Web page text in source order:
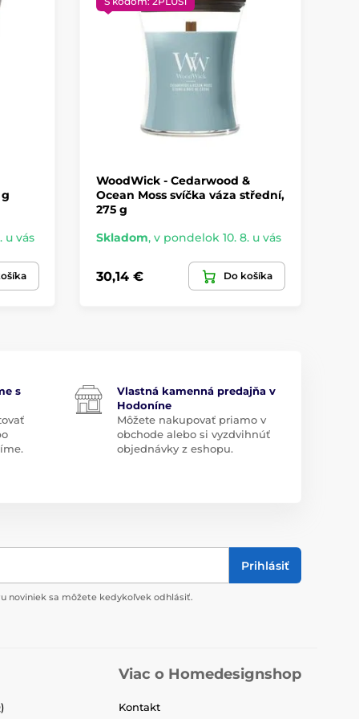
u vás
WoodWick - Cedarwood &
Ocean Moss svíčka váza střední,
275 g
Skladom, v pondelok 10. 8. u vás
30,14 € Do košíka
s
Vlastná kamenná predajňa v
Hodoníne
Môžete nakupovať priamo v
obchode alebo si vyzdvihnúť
objednávky z eshopu.
Prihlásiť
noviniek sa môžete kedykoľvek odhlásiť.
Viac o Homedesignshop
Kontakt